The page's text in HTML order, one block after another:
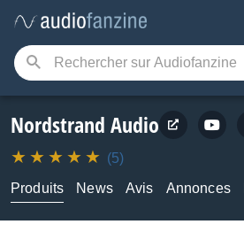
Nordstrand Audio
(5)
Produits
News Avis Annonces